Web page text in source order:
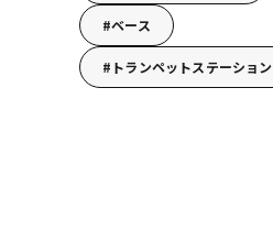
ベース
トランペットステーション